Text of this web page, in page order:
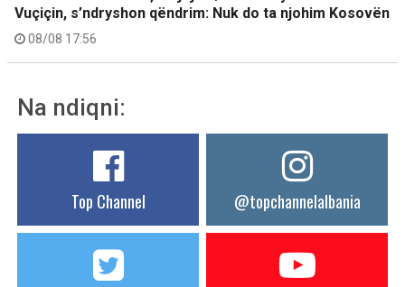
Vuçiçin, s’ndryshon qëndrim: Nuk do ta njohim Kosovën
08/08 17:56
Na ndiqni:
Top Channel @topchannelalbania